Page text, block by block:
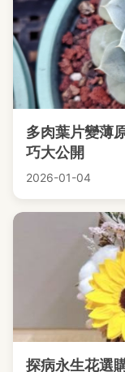
多肉葉片變薄
巧大公開
2026-01-04
探病永生花選